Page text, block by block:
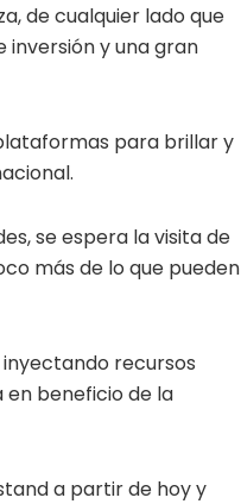
de cualquier lado que
inversión y una gran
para brillar y
se espera la visita de
más de lo que pueden
recursos
beneficio de la
a partir de hoy y